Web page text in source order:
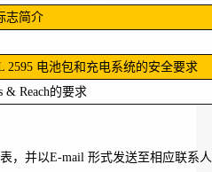
志简介
2595 电池包和充电系统的安全要求
& Reach的要求
，并以E-mail 形式发送至相应联系